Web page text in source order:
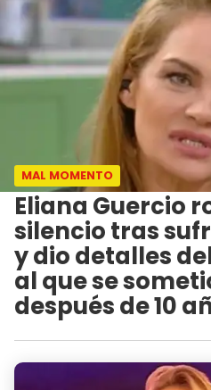
MAL MOMENTO
Eliana Guercio
silencio tras
y dio detalles
al que se
después de 10